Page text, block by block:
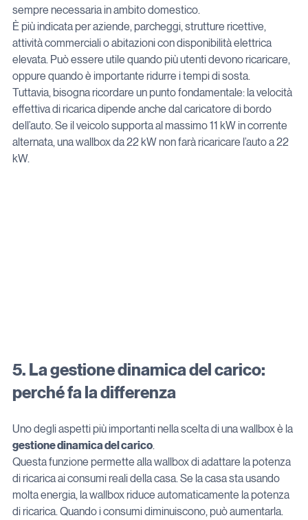
sempre necessaria in ambito domestico.
È più indicata per aziende, parcheggi, strutture ricettive,
attività commerciali o abitazioni con disponibilità elettrica
elevata. Può essere utile quando più utenti devono ricaricare,
oppure quando è importante ridurre i tempi di sosta.
Tuttavia, bisogna ricordare un punto fondamentale: la velocità
effettiva di ricarica dipende anche dal caricatore di bordo
dell’auto. Se il veicolo supporta al massimo 11 kW in corrente
alternata, una wallbox da 22 kW non farà ricaricare l’auto a 22
kW.
5. La gestione dinamica del carico:
perché fa la differenza
Uno degli aspetti più importanti nella scelta di una wallbox è la
gestione dinamica del carico.
Questa funzione permette alla wallbox di adattare la potenza
di ricarica ai consumi reali della casa. Se la casa sta usando
molta energia, la wallbox riduce automaticamente la potenza
di ricarica. Quando i consumi diminuiscono, può aumentarla.